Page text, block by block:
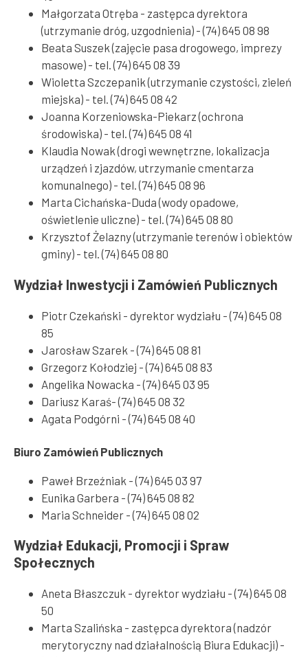
Małgorzata Otręba - zastępca dyrektora
(utrzymanie dróg, uzgodnienia) - (74) 645 08 98
Beata Suszek (zajęcie pasa drogowego, imprezy
masowe) - tel. (74) 645 08 39
Wioletta Szczepanik (utrzymanie czystości, zieleń
miejska) - tel. (74) 645 08 42
Joanna Korzeniowska-Piekarz (ochrona
środowiska) - tel. (74) 645 08 41
Klaudia Nowak (drogi wewnętrzne, lokalizacja
urządzeń i zjazdów, utrzymanie cmentarza
komunalnego) - tel. (74) 645 08 96
Marta Cichańska-Duda (wody opadowe,
oświetlenie uliczne) - tel. (74) 645 08 80
Krzysztof Żelazny (utrzymanie terenów i obiektów
gminy) - tel. (74) 645 08 80
Wydział Inwestycji i Zamówień Publicznych
Piotr Czekański - dyrektor wydziału - (74) 645 08
85
Jarosław Szarek - (74) 645 08 81
Grzegorz Kołodziej - (74) 645 08 83
Angelika Nowacka - (74) 645 03 95
Dariusz Karaś- (74) 645 08 32
Agata Podgórni - (74) 645 08 40
Biuro Zamówień Publicznych
Paweł Brzeźniak - (74) 645 03 97
Eunika Garbera - (74) 645 08 82
Maria Schneider - (74) 645 08 02
Wydział Edukacji, Promocji i Spraw
Społecznych
Aneta Błaszczuk - dyrektor wydziału - (74) 645 08
50
Marta Szalińska - zastępca dyrektora (nadzór
merytoryczny nad działalnością Biura Edukacji) -